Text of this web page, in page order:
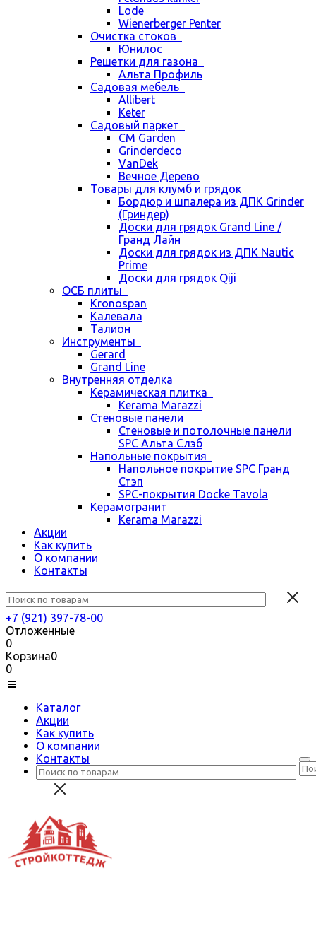
Lode
Wienerberger Penter
Очистка стоков
Юнилос
Решетки для газона
Альта Профиль
Садовая мебель
Allibert
Keter
Садовый паркет
CM Garden
Grinderdeco
VanDek
Вечное Дерево
Товары для клумб и грядок
Бордюр и шпалера из ДПК Grinder
(Гриндер)
Доски для грядок Grand Line /
Гранд Лайн
Доски для грядок из ДПК Nautic
Prime
Доски для грядок Qiji
ОСБ плиты
Kronospan
Калевала
Талион
Инструменты
Gerard
Grand Line
Внутренняя отделка
Керамическая плитка
Kerama Marazzi
Стеновые панели
Стеновые и потолочные панели
SPC Альта Слэб
Напольные покрытия
Напольное покрытие SPC Гранд
Стэп
SPC-покрытия Docke Tavola
Керамогранит
Kerama Marazzi
Акции
Как купить
О компании
Контакты
+7 (921) 397-78-00
Отложенные
0
Корзина0
0
Каталог
Акции
Как купить
О компании
Контакты